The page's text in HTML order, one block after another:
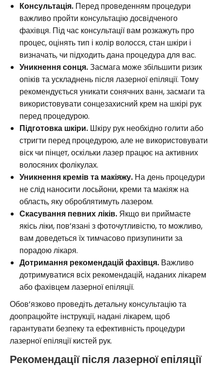
Консультація. Перед проведенням процедури
важливо пройти консультацію досвідченого
фахівця. Під час консультації вам розкажуть про
процес, оцінять тип і колір волосся, стан шкіри і
визначать, чи підходить дана процедура для вас.
Уникнення сонця.Засмага може збільшити ризик
опіків та ускладнень після лазерної епіляції. Тому
рекомендується уникати сонячних ванн, засмаги та
використовувати сонцезахисний крем на шкірі рук
перед процедурою.
Підготовка шкіри. Шкіру рук необхідно голити або
стригти перед процедурою, але не використовувати
віск чи пінцет, оскільки лазер працює на активних
волосяних фолікулах.
Уникнення кремів та макіяжу. На день процедури
не слід наносити лосьйони, креми та макіяж на
область, яку оброблятимуть лазером.
Скасування певних ліків. Якщо ви приймаєте
якісь ліки, пов’язані з фоточутливістю, то можливо,
вам доведеться їх тимчасово призупинити за
порадою лікаря.
Дотримання рекомендацій фахівця. Важливо
дотримуватися всіх рекомендацій, наданих лікарем
або фахівцем лазерної епіляції.
Обов’язково проведіть детальну консультацію та
доопрацюйте інструкції, надані лікарем, щоб
гарантувати безпеку та ефективність процедури
лазерної епіляції кистей рук.
Рекомендації після лазерної епіляції